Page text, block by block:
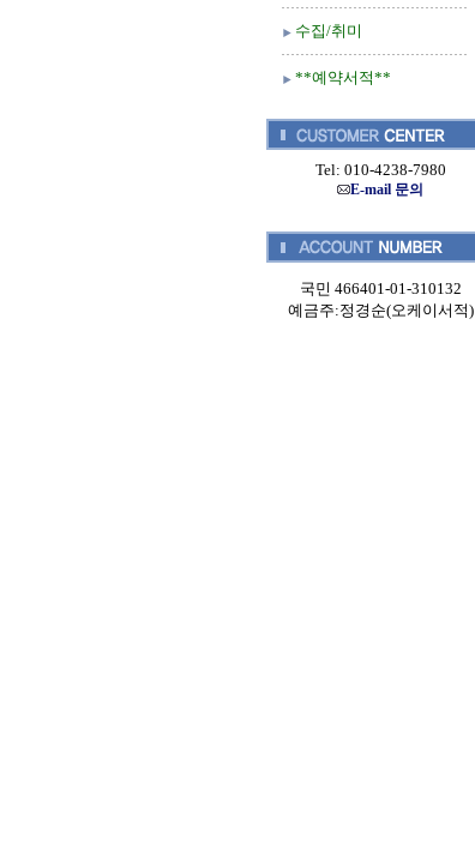
수집/취미
**예약서적**
Tel: 010-4238-7980
E-mail 문의
국민 466401-01-310132
예금주:정경순(오케이서적)